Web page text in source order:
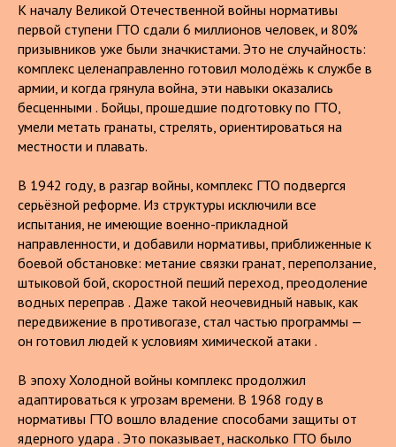
К началу Великой Отечественной войны нормативы
первой ступени ГТО сдали 6 миллионов человек, и 80%
призывников уже были значкистами. Это не случайность:
комплекс целенаправленно готовил молодёжь к службе в
армии, и когда грянула война, эти навыки оказались
бесценными . Бойцы, прошедшие подготовку по ГТО,
умели метать гранаты, стрелять, ориентироваться на
местности и плавать.
В 1942 году, в разгар войны, комплекс ГТО подвергся
серьёзной реформе. Из структуры исключили все
испытания, не имеющие военно-прикладной
направленности, и добавили нормативы, приближенные к
боевой обстановке: метание связки гранат, переползание,
штыковой бой, скоростной пеший переход, преодоление
водных переправ . Даже такой неочевидный навык, как
передвижение в противогазе, стал частью программы —
он готовил людей к условиям химической атаки .
В эпоху Холодной войны комплекс продолжил
адаптироваться к угрозам времени. В 1968 году в
нормативы ГТО вошло владение способами защиты от
ядерного удара . Это показывает, насколько ГТО было